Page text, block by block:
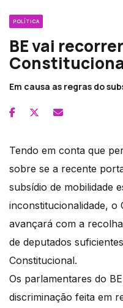
POLÍTICA
BE vai
Em causa as regras do
Tendo em conta que
sobre se a recente
subsídio de mobilidade
inconstitucionalidade, o
avançará com a
de deputados
Constitucional.
Os parlamentares do
discriminação feita em